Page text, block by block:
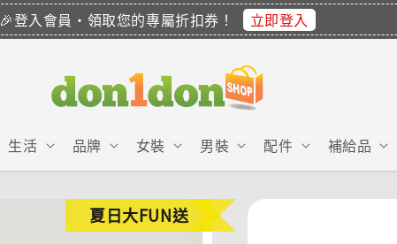
🎉登入會員・領取您的專屬折扣券！ 立即登入
生活 品牌 女裝 男裝 配件 補給品
夏日大FUN送